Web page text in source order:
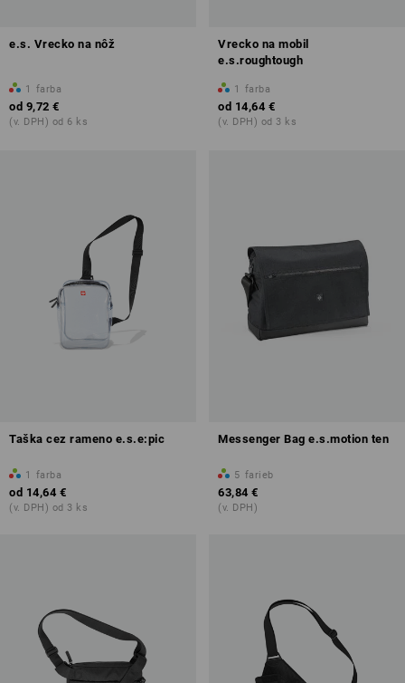
e.s. Vrecko na nôž
1 farba
od 9,72 €
(v. DPH) od 6 ks
Vrecko na mobil
e.s.roughtough
1 farba
od 14,64 €
(v. DPH) od 3 ks
Taška cez rameno e.s.e:pic
1 farba
od 14,64 €
(v. DPH) od 3 ks
Messenger Bag e.s.motion ten
5 farieb
63,84 €
(v. DPH)